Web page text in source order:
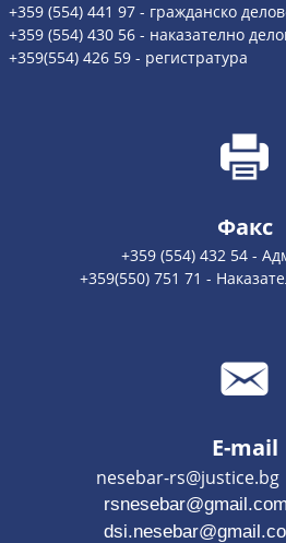
+359 (554) 441 97 - гражданско
+359 (554) 430 56 - наказателно
+359(554) 426 59 - регистратура
Факс
+359 (554) 432 54 -
+359(550) 751 71 -
E-mail
nesebar-rs@justice.bg
rsnesebar@gmail.com